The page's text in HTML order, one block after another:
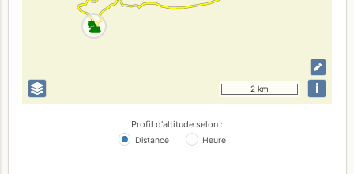
2 km i
Profil d'altitude selon :
Distance Heure